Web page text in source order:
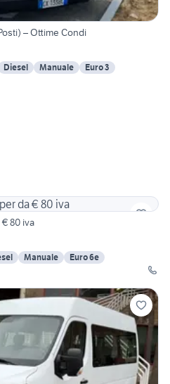
– Ottime Condi
Diesel Manuale Euro 3
80 iva
Manuale
Euro 6e